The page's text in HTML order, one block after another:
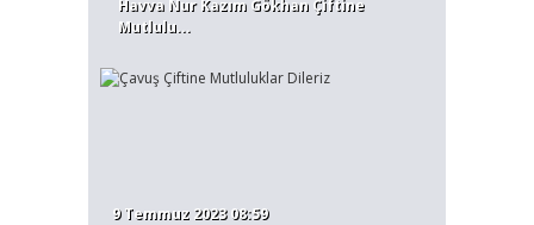
Havva Nur Kazım Gökhan Çiftine
Mutlulu...
9 Temmuz 2023 08:59